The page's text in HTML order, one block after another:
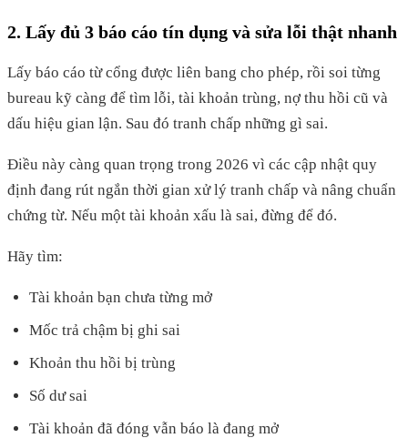
2. Lấy đủ 3 báo cáo tín dụng và sửa lỗi thật nhanh
Lấy báo cáo từ cổng được liên bang cho phép, rồi soi từng
bureau kỹ càng để tìm lỗi, tài khoản trùng, nợ thu hồi cũ và
dấu hiệu gian lận. Sau đó tranh chấp những gì sai.
Điều này càng quan trọng trong 2026 vì các cập nhật quy
định đang rút ngắn thời gian xử lý tranh chấp và nâng chuẩn
chứng từ. Nếu một tài khoản xấu là sai, đừng để đó.
Hãy tìm:
Tài khoản bạn chưa từng mở
Mốc trả chậm bị ghi sai
Khoản thu hồi bị trùng
Số dư sai
Tài khoản đã đóng vẫn báo là đang mở